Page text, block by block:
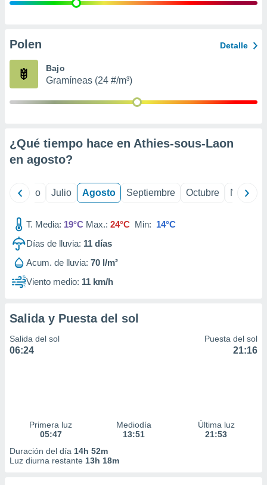
e
publicidad
Polen Detalle
Bajo
Gramíneas (24 #/m³)
¿Qué tiempo hace en Athies-sous-Laon
en agosto?
Junio Julio Agosto Septiembre Octubre
T. Media: 19°C Max.: 24°C Min: 14°C
Días de lluvia: 11 días
Acum. de lluvia: 70 l/m²
Viento medio: 11 km/h
Salida y Puesta del sol
Salida del sol
06:24
Puesta del sol
21:16
Primera luz
05:47
Mediodía
13:51
Última luz
21:53
Duración del día 14h 52m
Luz diurna restante 13h 18m